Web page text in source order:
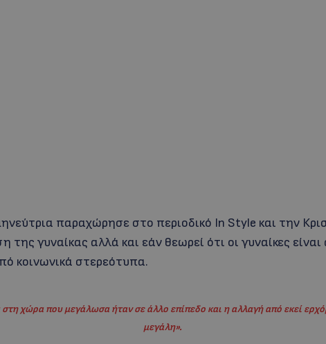
παραχώρησε στο περιοδικό In Style και την
της γυναίκας αλλά και εάν θεωρεί ότι οι γυναίκες
κοινωνικά στερεότυπα.
στη χώρα που μεγάλωσα ήταν σε άλλο επίπεδο και η αλλαγή από εκεί
μεγάλη».